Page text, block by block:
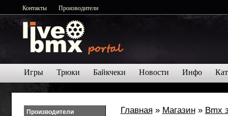
Контакты Производители
Игры Трюки Байкчеки Новости Инфо
Главная » Магазин» Bmx
Производители